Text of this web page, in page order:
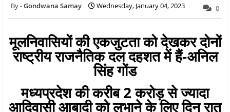
Gondwana Samay Wednesday, January 04, 2023 0
मूलनिवासियों की एकजुटता को देखकर दोनों
राष्ट्रीय राजनैतिक दल दहशत में हैं-अनिल
सिंह गोंड
मध्यप्रदेश की करीब 2 करोड़ से ज्यादा
आदिवासी आबादी को लुभाने के लिए दिन रात